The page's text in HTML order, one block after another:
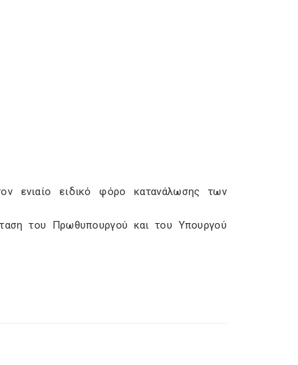
ενιαίο ειδικό φόρο κατανάλωσης των
του Πρωθυπουργού και του Υπουργού